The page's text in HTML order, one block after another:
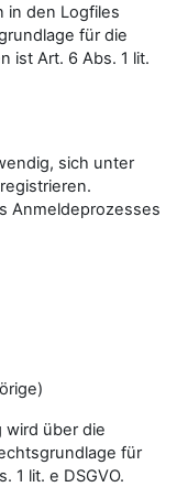
in den Logfiles
für die
ist Art. 6 Abs. 1 lit.
sich unter
Anmeldeprozesses
wird über die
für
1 lit. e DSGVO.